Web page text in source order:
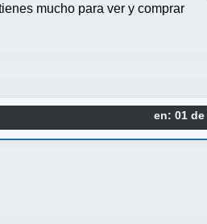
mucho para ver y comprar
en: 01